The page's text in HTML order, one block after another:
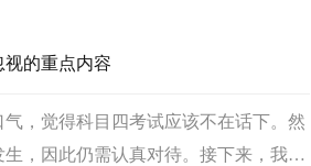
的重点内容
，觉得科目四考试应该不在话下。然
，因此仍需认真对待。接下来，我们